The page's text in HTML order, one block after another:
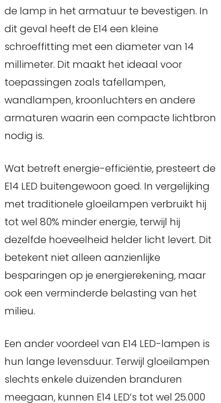
de lamp in het armatuur te bevestigen. In
dit geval heeft de E14 een kleine
schroeffitting met een diameter van 14
millimeter. Dit maakt het ideaal voor
toepassingen zoals tafellampen,
wandlampen, kroonluchters en andere
armaturen waarin een compacte lichtbron
nodig is.
Wat betreft energie-efficiëntie, presteert de
E14 LED buitengewoon goed. In vergelijking
met traditionele gloeilampen verbruikt hij
tot wel 80% minder energie, terwijl hij
dezelfde hoeveelheid helder licht levert. Dit
betekent niet alleen aanzienlijke
besparingen op je energierekening, maar
ook een verminderde belasting van het
milieu.
Een ander voordeel van E14 LED-lampen is
hun lange levensduur. Terwijl gloeilampen
slechts enkele duizenden branduren
meegaan, kunnen E14 LED’s tot wel 25.000